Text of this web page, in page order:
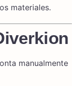
materiales.
manualmente